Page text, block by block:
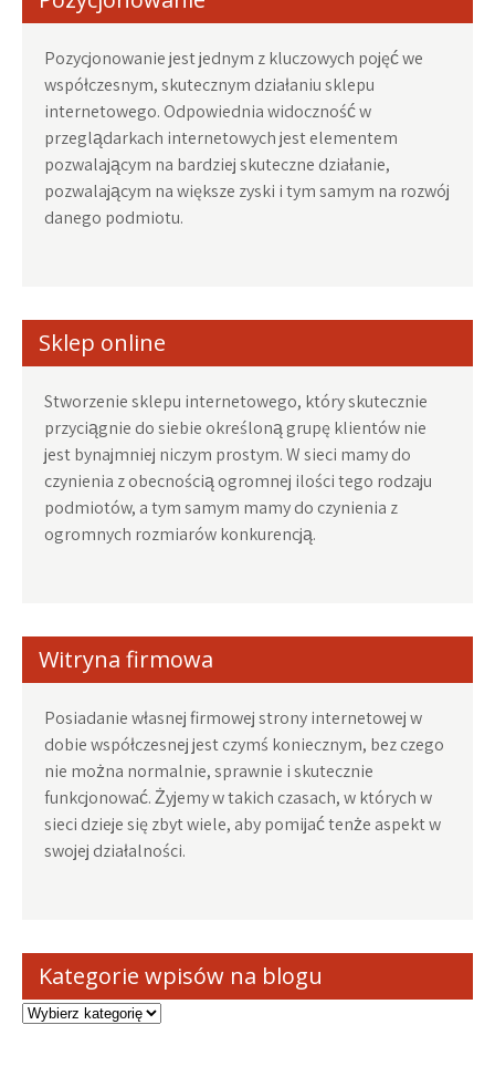
Pozycjonowanie jest jednym z kluczowych pojęć we
współczesnym, skutecznym działaniu sklepu
internetowego. Odpowiednia widoczność w
przeglądarkach internetowych jest elementem
pozwalającym na bardziej skuteczne działanie,
pozwalającym na większe zyski i tym samym na rozwój
danego podmiotu.
Sklep online
Stworzenie sklepu internetowego, który skutecznie
przyciągnie do siebie określoną grupę klientów nie
jest bynajmniej niczym prostym. W sieci mamy do
czynienia z obecnością ogromnej ilości tego rodzaju
podmiotów, a tym samym mamy do czynienia z
ogromnych rozmiarów konkurencją.
Witryna firmowa
Posiadanie własnej firmowej strony internetowej w
dobie współczesnej jest czymś koniecznym, bez czego
nie można normalnie, sprawnie i skutecznie
funkcjonować. Żyjemy w takich czasach, w których w
sieci dzieje się zbyt wiele, aby pomijać tenże aspekt w
swojej działalności.
Kategorie wpisów na blogu
Kategorie